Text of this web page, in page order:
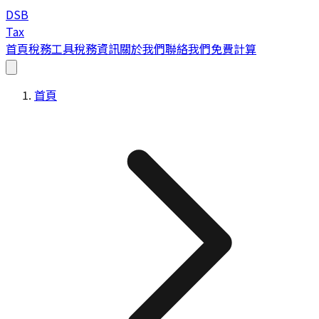
DSB
Tax
首頁稅務工具稅務資訊關於我們聯絡我們免費計算
首頁